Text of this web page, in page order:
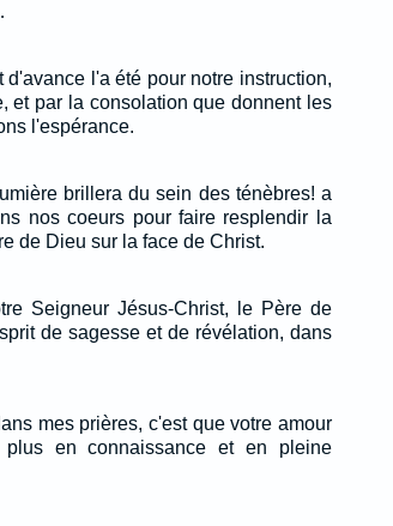
d'avance l'a été pour notre instruction,
et par la consolation que donnent les
l'espérance.
brillera du sein des ténèbres! a
nos coeurs pour faire resplendir la
de Dieu sur la face de Christ.
Seigneur Jésus-Christ, le Père de
de sagesse et de révélation, dans
mes prières, c'est que votre amour
en connaissance et en pleine